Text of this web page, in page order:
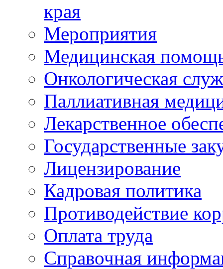
края
Мероприятия
Медицинская
Онкологическая
Паллиативная
Лекарственное
Государственные
Лицензирование
Кадровая политика
Противодействие
Оплата труда
Справочная